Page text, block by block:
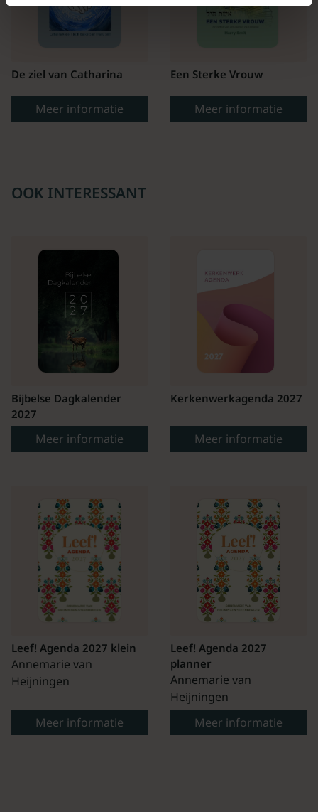
De ziel van Catharina
Meer informatie
Een Sterke Vrouw
Meer informatie
OOK INTERESSANT
Bijbelse Dagkalender
2027
Meer informatie
Kerkenwerkagenda 2027
Meer informatie
Leef! Agenda 2027 klein
Annemarie van
Heijningen
Meer informatie
Leef! Agenda 2027
planner
Annemarie van
Heijningen
Meer informatie